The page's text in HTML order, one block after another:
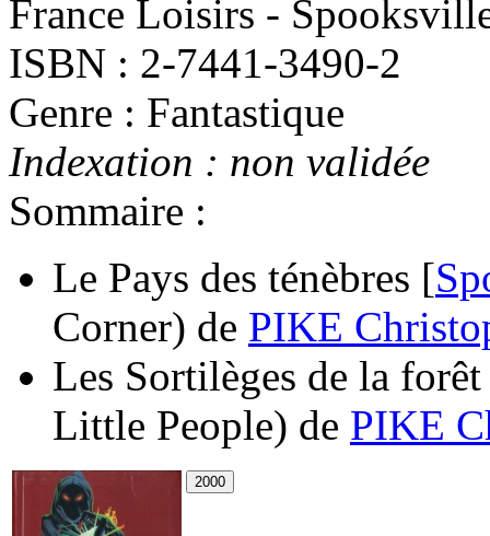
France Loisirs -
ISBN : 2-7441-3490-2
Genre : Fantastique
Indexation : non validée
Sommaire :
Le Pays des ténèbres [
Corner) de PIKE
Les Sortilèges de la
Little People) de PIKE